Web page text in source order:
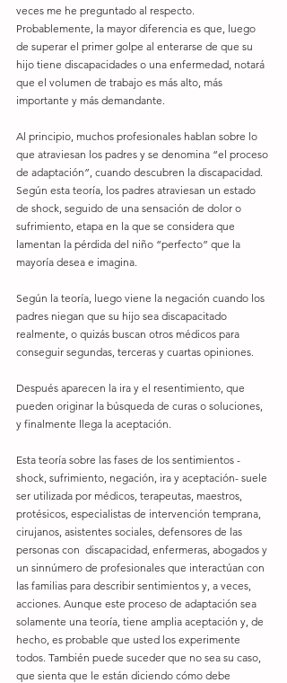
veces me he preguntado al respecto.
Probablemente, la mayor diferencia es que, luego
de superar el primer golpe al enterarse de que su
hijo tiene discapacidades o una enfermedad, notará
que el volumen de trabajo es más alto, más
importante y más demandante.
Al principio, muchos profesionales hablan sobre lo
que atraviesan los padres y se denomina “el proceso
de adaptación”, cuando descubren la discapacidad.
Según esta teoría, los padres atraviesan un estado
de shock, seguido de una sensación de dolor o
sufrimiento, etapa en la que se considera que
lamentan la pérdida del niño “perfecto” que la
mayoría desea e imagina.
Según la teoría, luego viene la negación cuando los
padres niegan que su hijo sea discapacitado
realmente, o quizás buscan otros médicos para
conseguir segundas, terceras y cuartas opiniones.
Después aparecen la ira y el resentimiento, que
pueden originar la búsqueda de curas o soluciones,
y finalmente llega la aceptación.
Esta teoría sobre las fases de los sentimientos -
shock, sufrimiento, negación, ira y aceptación- suele
ser utilizada por médicos, terapeutas, maestros,
protésicos, especialistas de intervención temprana,
cirujanos, asistentes sociales, defensores de las
personas con  discapacidad, enfermeras, abogados y
un sinnúmero de profesionales que interactúan con
las familias para describir sentimientos y, a veces,
acciones. Aunque este proceso de adaptación sea
solamente una teoría, tiene amplia aceptación y, de
hecho, es probable que usted los experimente
todos. También puede suceder que no sea su caso,
que sienta que le están diciendo cómo debe